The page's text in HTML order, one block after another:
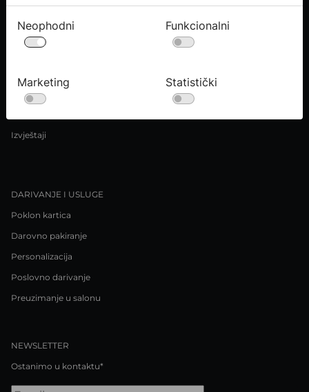
Karijere
Uvjeti kupnje
Izvještaji
DARIVANJE I USLUGE
Poklon kartica
Darovno pakiranje
Personalizacija
Poslovno darivanje
Preuzimanje u salonu
NEWSLETTER
Ostanimo u kontaktu*
Neophodni Funkcionalni
Marketing Statistički